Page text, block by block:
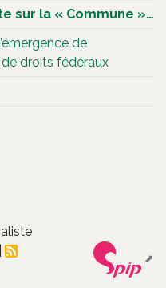
sur la « Commune »…
de
droits fédéraux